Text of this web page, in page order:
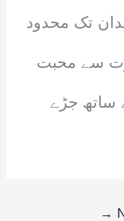
تک محدود
سے محبت
ساتھ جڑے
→